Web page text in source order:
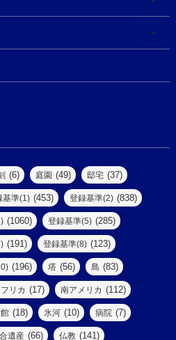
(5)
(8)
(2)
(6) 庭園 (49) 邸宅 (37)
基準(1) (453) 登録基準(2) (838)
(1060) 登録基準(5) (285)
(191) 登録基準(8) (123)
(196) 塔 (56) 島 (83)
リカ (17) 南アメリカ (112)
(18) 氷河 (10) 病院 (7)
遺産 (66) 仏教 (141)